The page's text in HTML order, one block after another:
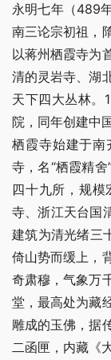
永明七年（489
南三论宗初祖，
以蒋州栖霞寺为
清的灵岩寺、湖
天下四大丛林。
院，同年创建中
栖霞寺始建于
寺，名“栖霞精
四十九所，规模
寺、浙江天台国
建筑为清光绪三
倚山势而缓上，
奇肃穆，气象万
堂，最高处为藏
雕成的玉佛，据
二函匣，内藏《